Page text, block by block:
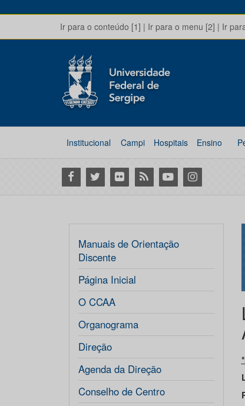
Ir para o conteúdo [1] | Ir para o menu [2] | Ir
Institucional Campi Hospitais Ensino
Facebook
Twitter Flickr RSS YoutubeInstagram
Manuais de Orientação
Discente
Página Inicial
O CCAA
Organograma
Direção
Agenda da Direção
Conselho de Centro